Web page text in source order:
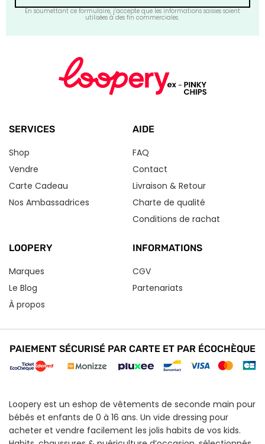
En soumettant ce formulaire, j’accepte que les informations saisies soient
utilisées à des fin commerciales.
SERVICES
Shop
Vendre
Carte Cadeau
Nos Ambassadrices
AIDE
FAQ
Contact
Livraison & Retour
Charte de qualité
Conditions de rachat
LOOPERY
Marques
Le Blog
À propos
INFORMATIONS
CGV
Partenariats
PAIEMENT SÉCURISÉ PAR CARTE ET PAR ÉCOCHÈQUE
Loopery est un eshop de vêtements de seconde main pour
bébés et enfants de 0 à 16 ans. Un vide dressing pour
acheter et vendre facilement les jolis habits de vos kids.